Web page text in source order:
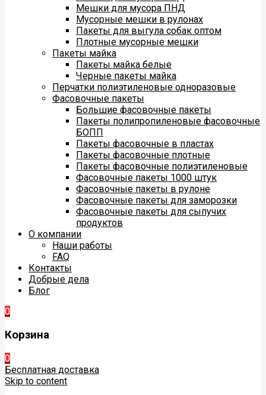
Мешки для мусора ПНД
Мусорные мешки в рулонах
Пакеты для выгула собак оптом
Плотные мусорные мешки
Пакеты майка
Пакеты майка белые
Черные пакеты майка
Перчатки полиэтиленовые одноразовые
Фасовочные пакеты
Большие фасовочные пакеты
Пакеты полипропиленовые фасовочные
БОПП
Пакеты фасовочные в пластах
Пакеты фасовочные плотные
Пакеты фасовочные полиэтиленовые
Фасовочные пакеты 1000 штук
Фасовочные пакеты в рулоне
Фасовочные пакеты для заморозки
Фасовочные пакеты для сыпучих
продуктов
О компании
Наши работы
FAQ
Контакты
Добрые дела
Блог
0
Корзина
0
Бесплатная доставка
Skip to content